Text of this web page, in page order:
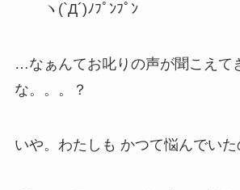
ヽ(`Д´)ﾉﾌﾟﾝﾌﾟﾝ
…なぁんてお叱りの声が聞こえて
な。。。？
いや。わたしも かつて悩んでいた